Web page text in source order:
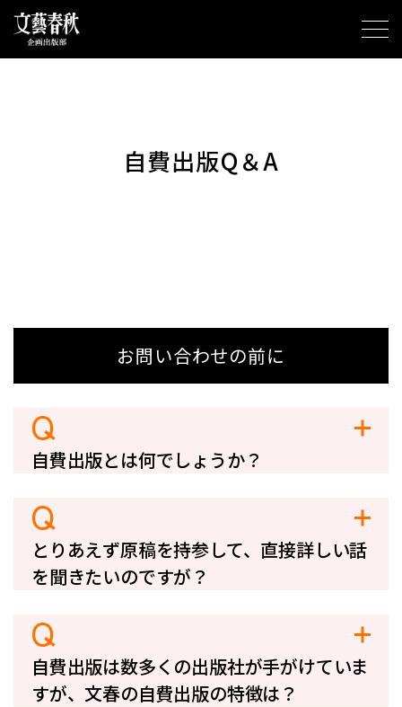
自費出版Q＆A
お問い合わせの前に
Q
自費出版とは何でしょうか？
Q
とりあえず原稿を持参して、直接詳しい話
を聞きたいのですが？
Q
自費出版は数多くの出版社が手がけていま
すが、文春の自費出版の特徴は？